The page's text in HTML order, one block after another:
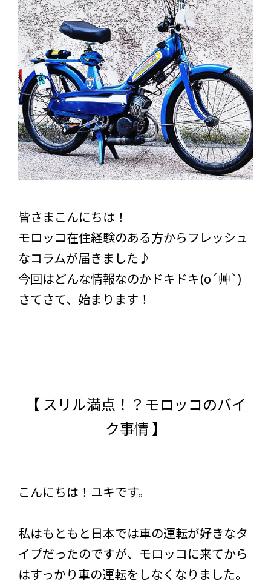
皆さまこんにちは！
モロッコ在住経験のある方からフレッシュ
なコラムが届きました♪
今回はどんな情報なのかドキドキ(o´艸`)
さてさて、始まります！
【 スリル満点！？モロッコのバイ
ク事情 】
こんにちは！ユキです。
私はもともと日本では車の運転が好きなタ
イプだったのですが、モロッコに来てから
はすっかり車の運転をしなくなりました。